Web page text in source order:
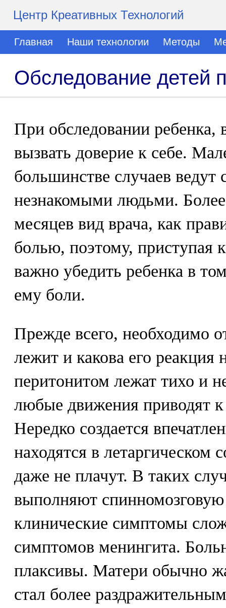
Центр Креативных Технологий
Главная Наши технологии Методы
Обследование детей
При обследовании ребенка,
вызвать доверие к себе.
большинстве случаев ведут
незнакомыми людьми. Более
месяцев вид врача, как
болью, поэтому, приступая
важно убедить ребенка в
ему боли.
Прежде всего, необходимо
лежит и какова его
перитонитом лежат тихо и
любые движения приводят
Нередко создается
находятся в летаргическом
даже не плачут. В таких
выполняют
клинические симптомы
симптомов менингита.
плаксивы. Матери обычно
стал более